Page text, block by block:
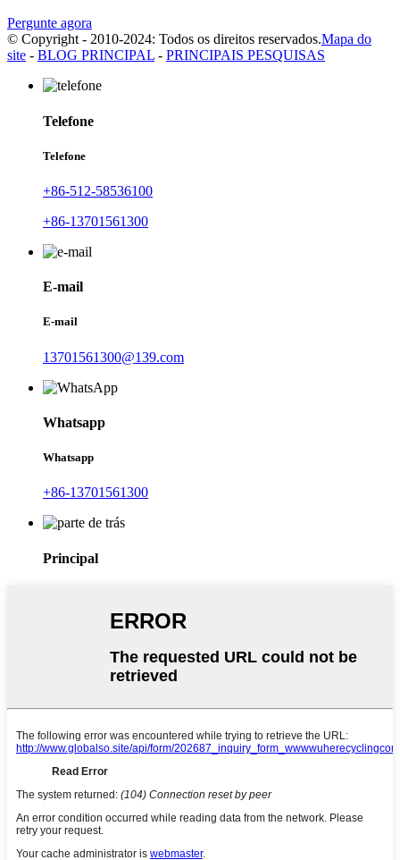
Pergunte agora
© Copyright - 2010-2024: Todos os direitos reservados.Mapa do
site - BLOG PRINCIPAL - PRINCIPAIS PESQUISAS
Telefone
Telefone
+86-512-58536100
+86-13701561300
E-mail
E-mail
13701561300@139.com
Whatsapp
Whatsapp
+86-13701561300
Principal